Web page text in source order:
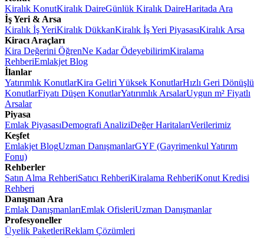
Kiralık KonutKiralık DaireGünlük Kiralık DaireHaritada Ara
İş Yeri & Arsa
Kiralık İş YeriKiralık DükkanKiralık İş Yeri PiyasasıKiralık Arsa
Kiracı Araçları
Kira Değerini ÖğrenNe Kadar ÖdeyebilirimKiralama
RehberiEmlakjet Blog
İlanlar
Yatırımlık KonutlarKira Geliri Yüksek KonutlarHızlı Geri Dönüşlü
KonutlarFiyatı Düşen KonutlarYatırımlık ArsalarUygun m² Fiyatlı
Arsalar
Piyasa
Emlak PiyasasıDemografi AnaliziDeğer HaritalarıVerilerimiz
Keşfet
Emlakjet BlogUzman DanışmanlarGYF (Gayrimenkul Yatırım
Fonu)
Rehberler
Satın Alma RehberiSatıcı RehberiKiralama RehberiKonut Kredisi
Rehberi
Danışman Ara
Emlak DanışmanlarıEmlak OfisleriUzman Danışmanlar
Profesyoneller
Üyelik PaketleriReklam Çözümleri